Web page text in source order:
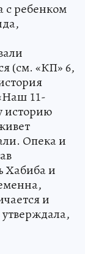
с ребенком
(см. «КП» 6,
11-
историю
Опека и
Хабиба и
и